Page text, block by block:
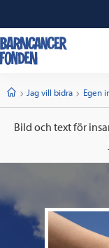
StartJag vill bidra Egen
Bild och text för